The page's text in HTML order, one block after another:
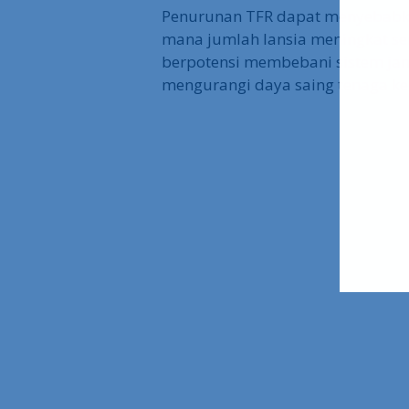
Penurunan TFR dapat
mana jumlah lansia meningkat
berpotensi membebani sistem
mengurangi daya saing tenaga